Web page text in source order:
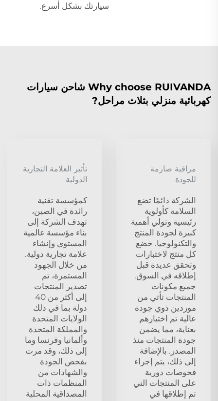
سيارتك بشكل أسرع.
Why choose RUIVANDA شاحن سيارات
كهربائية منزلي بثلاث مراحل?
مراقبة صارمة
للجودة
الشركة دائمًا تضع
السلامة كأولوية
رئيسية وتولي أهمية
كبيرة لجودة المنتج
والتكنولوجيا. خضع
كل منتج لاختبارات
وتحقق عديدة قبل
إطلاقه في السوق.
جميع مكونات
المنتجات تأتي من
موردين ذوي جودة
عالية تم اختيارهم
بعناية، مما يضمن
جودة المنتجات منذ
المصدر. بالإضافة
إلى ذلك، يتم إجراء
فحوصات دورية
على المنتجات التي
تم إطلاقها في
تأثير العلامة التجارية
الدولية
كمؤسسة تقنية
رائدة في الصين،
تهدف الشركة إلى
بناء مؤسسة عالمية
المستوى وإنشاء
علامة تجارية دولية.
من خلال الجهود
المستمرة، تم
تصدير المنتجات
إلى أكثر من 40
دولة بما في ذلك
الولايات المتحدة
والمملكة المتحدة
وألمانيا وفرنسا وما
إلى ذلك، وقد مرت
بفحص الجودة
والشهادات من
المنظمات ذات
المصداقية المحلية